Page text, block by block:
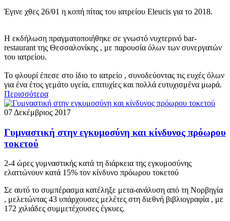
Έγινε χθες 26/01 η κοπή πίτας του ιατρείου Eleucis για το 2018.
Η εκδήλωση πραγματοποιήθηκε σε γνωστό νυχτερινό bar-
restaurant της Θεσσαλονίκης , με παρουσία όλων των συνεργατών
του ιατρείου.
Το φλουρί έπεσε στο ίδιο το ιατρείο , συνοδεύοντας τις ευχές όλων
για ένα έτος γεμάτο υγεία, επιτυχίες και πολλά ευτυχισμένα μωρά.
Περισσότερα
07 Δεκέμβριος 2017
Γυμναστική στην εγκυμοσύνη και κίνδυνος πρόωρου
τοκετού
2-4 ώρες γυμναστικής κατά τη διάρκεια της εγκυμοσύνης
ελαττώνουν κατά 15% τον κίνδυνο πρόωρου τοκετού
Σε αυτό το συμπέρασμα κατέληξε μετα-ανάλυση από τη Νορβηγία
, μελετώντας 43 υπάρχουσες μελέτες στη διεθνή βιβλιογραφία , με
172 χιλιάδες συμμετέχουσες έγκυες.